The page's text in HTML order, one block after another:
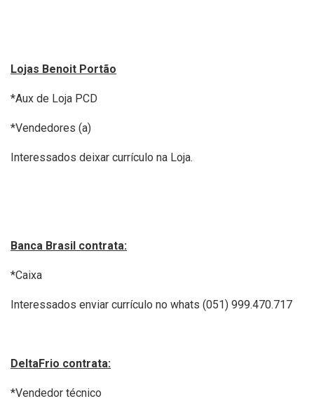
Lojas Benoit Portão
*Aux de Loja PCD
*Vendedores (a)
Interessados deixar currículo na Loja.
Banca Brasil contrata:
*Caixa
Interessados enviar currículo no whats (051) 999.470.717
DeltaFrio contrata:
*Vendedor técnico